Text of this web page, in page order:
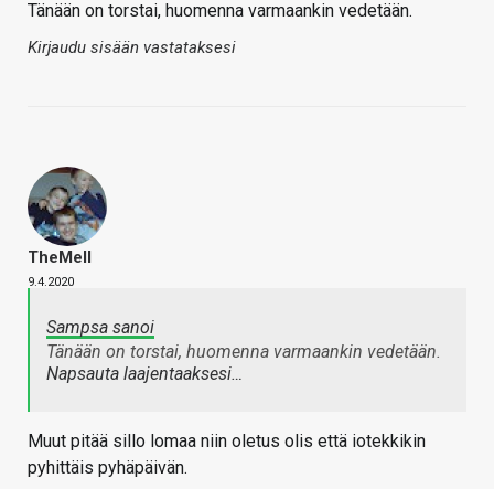
Tänään on torstai, huomenna varmaankin vedetään.
Kirjaudu sisään vastataksesi
TheMeII
9.4.2020
Sampsa sanoi
Tänään on torstai, huomenna varmaankin vedetään.
Napsauta laajentaaksesi…
Muut pitää sillo lomaa niin oletus olis että iotekkikin
pyhittäis pyhäpäivän.